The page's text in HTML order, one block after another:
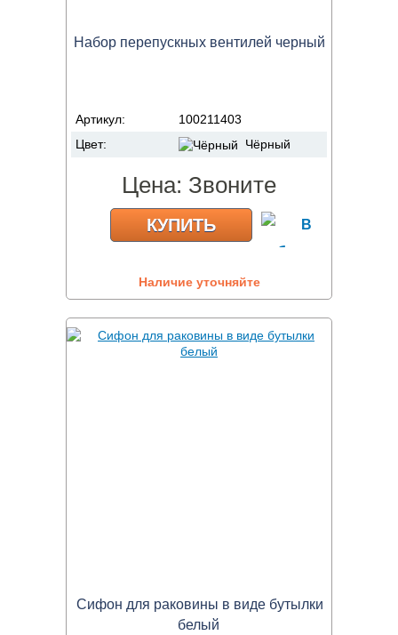
Набор перепускных вентилей черный
Артикул:
100211403
Цвет:
Чёрный
Цена: Звоните
КУПИТЬ
Наличие уточняйте
Сифон для раковины в виде бутылки
белый